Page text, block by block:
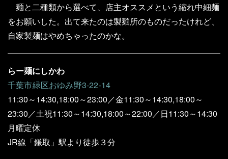
麺と二種類から選べて、店主オススメという縮れ中細麺
をお願いした。出て来たのは製麺所のものだったけれど、
自家製麺はやめちゃったのかな。
らー麺にしかわ
千葉市緑区おゆみ野3-22-14
11:30～14:30,18:00～23:00／金11:30～14:30,18:00～
23:30／土祝11:30～14:30,18:00～22:00／日11:30～14:30
月曜定休
JR線「鎌取」駅より徒歩３分